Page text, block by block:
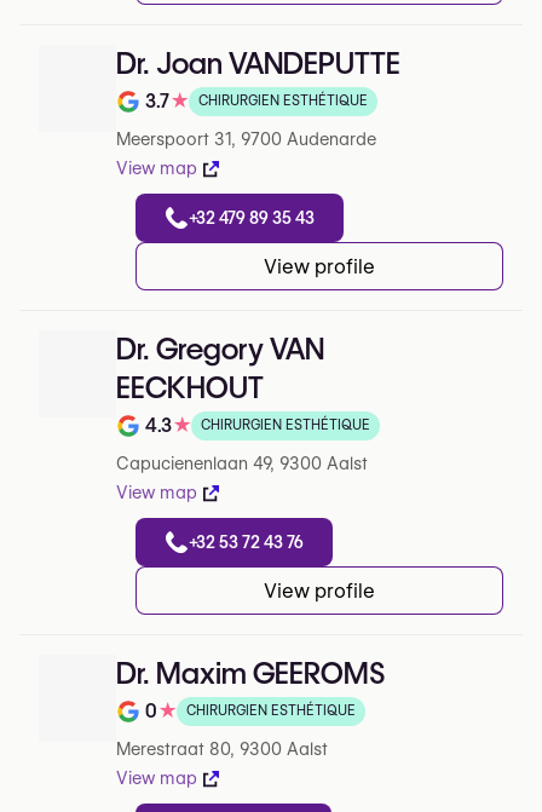
Dr. Joan VANDEPUTTE
Note de 3.7 sur 5 sur Google
3.7★ CHIRURGIEN ESTHÉTIQUE
Meerspoort 31, 9700 Audenarde
View map
+32 479 89 35 43
View profile
Dr. Gregory VAN
EECKHOUT
Note de 4.3 sur 5 sur Google
4.3★ CHIRURGIEN ESTHÉTIQUE
Capucienenlaan 49, 9300 Aalst
View map
+32 53 72 43 76
View profile
Dr. Maxim GEEROMS
Note de 0 sur 5 sur Google
0★ CHIRURGIEN ESTHÉTIQUE
Merestraat 80, 9300 Aalst
View map